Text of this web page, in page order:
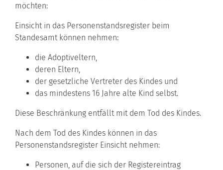
möchten:
Einsicht in das Personenstandsregister beim
Standesamt können nehmen:
die Adoptiveltern,
deren Eltern,
der gesetzliche Vertreter des Kindes und
das mindestens 16 Jahre alte Kind selbst.
Diese Beschränkung entfällt mit dem Tod des Kindes.
Nach dem Tod des Kindes können in das
Personenstandsregister Einsicht nehmen:
Personen, auf die sich der Registereintrag